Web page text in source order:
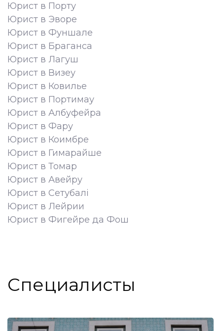
Юрист в Порту
Юрист в Эворе
Юрист в Фуншале
Юрист в Браганса
Юрист в Лагуш
Юрист в Визеу
Юрист в Ковилье
Юрист в Портимау
Юрист в Албуфейра
Юрист в Фару
Юрист в Коимбре
Юрист в Гимарайше
Юрист в Томар
Юрист в Авейру
Юрист в Сетубалі
Юрист в Лейрии
Юрист в Фигейре да Фош
Специалисты